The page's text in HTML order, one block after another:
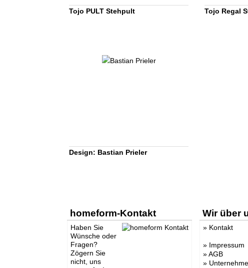
Tojo PULT Stehpult Tojo Regal
Design: Bastian Prieler
homeform-Kontakt
Haben Sie
Wünsche oder
Fragen?
Zögern Sie
nicht, uns
Wir über
» Kontakt
» Impressum
»AGB
»